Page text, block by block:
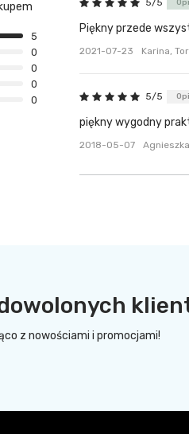
5
0
0
0
0
5/5
Piękny przede
2021-07-23 Karina,
5/5
piękny wygodny
2018-05-07
z nowościami i promocjami!